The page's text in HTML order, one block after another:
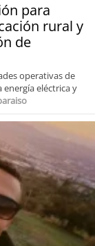
para
rural y
de
operativas de
energía eléctrica y